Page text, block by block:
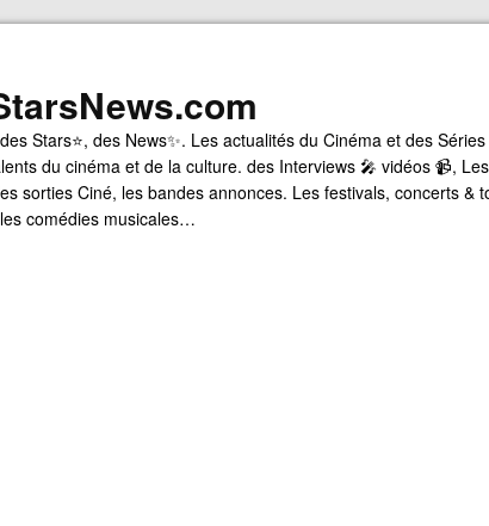
Stars⭐, des News✨. Les actualités du Cinéma et des
du cinéma et de la culture. des Interviews 🎤 vidéos 📹,
sorties Ciné, les bandes annonces. Les festivals, concerts &
comédies musicales…